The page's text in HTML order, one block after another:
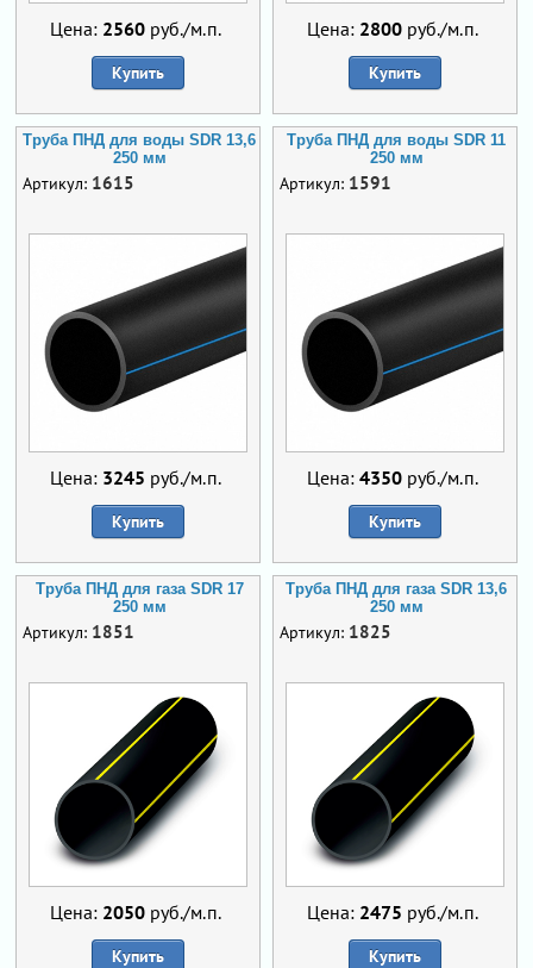
Цена: 2560руб./м.п.
Купить
Цена: 2800руб./м.п.
Купить
Труба ПНД для воды SDR 13,6
250 мм
Артикул: 1615
Цена: 3245 руб./м.п.
Купить
Труба ПНД для воды SDR 11
250 мм
Артикул: 1591
Цена: 4350руб./м.п.
Купить
Труба ПНД для газа SDR 17
250 мм
Артикул: 1851
Цена: 2050руб./м.п.
Купить
Труба ПНД для газа SDR 13,6
250 мм
Артикул: 1825
Цена: 2475 руб./м.п.
Купить